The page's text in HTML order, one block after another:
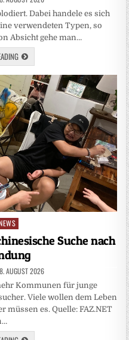
Dabei handele es sich
verwendeten Typen, so
Absicht gehe man…
Suche nach
AUGUST 2026
Kommunen für junge
Viele wollen dem Leben
müssen es. Quelle: FAZ.NET